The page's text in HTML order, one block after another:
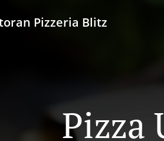
Pizzeria Blitz
Pizza